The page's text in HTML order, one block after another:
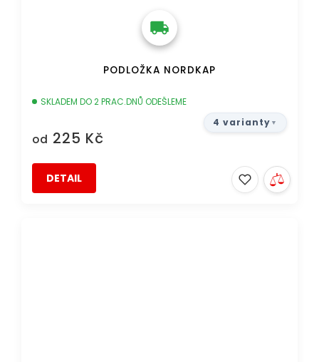
PODLOŽKA NORDKAP
SKLADEM DO 2 PRAC.DNŮ ODEŠLEME
od 225 Kč
DETAIL
4 varianty